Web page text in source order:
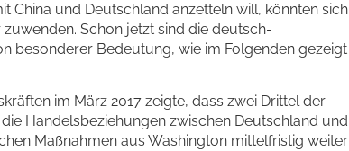
China und Deutschland anzetteln will, könnten sich
Schon jetzt sind die deutsch-
besonderer Bedeutung, wie im Folgenden gezeigt
im März 2017 zeigte, dass zwei Drittel der
Handelsbeziehungen zwischen Deutschland und
Maßnahmen aus Washington mittelfristig weiter